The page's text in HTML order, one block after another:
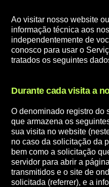
Ao visitar nosso website
informação técnica aos
independentemente de
conosco para usar o
tratados os seguintes
Durante cada visita a
O denominado registro do
que armazena os
sua visita no website
no caso da solicitação da
bem como a solicitação
servidor para abrir a
transmitidos e o site de
solicitada (referrer), e a